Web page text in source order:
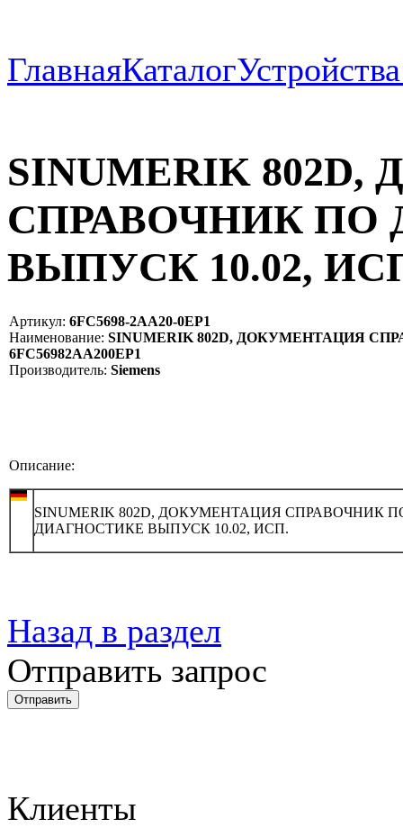
ГлавнаяКаталог
SINUMERIK
СПРАВОЧНИК ПО
ВЫПУСК 10.02,
Артикул: 6FC5698-2AA20-0EP1
Наименование: SINUMERIK 802D, ДОКУМЕНТАЦИЯ
6FC56982AA200EP1
Производитель: Siemens
Описание:
SINUMERIK 802D, ДОКУМЕНТАЦИЯ СПРАВОЧНИК
ДИАГНОСТИКЕ ВЫПУСК 10.02, ИСП.
Назад в раздел
Отправить запрос
Клиенты